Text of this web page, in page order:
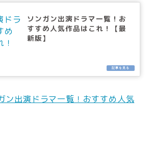
ソンガン出演ドラマ一覧！お
すすめ人気作品はこれ！【最
新版】
ン出演ドラマ一覧！おすすめ人気